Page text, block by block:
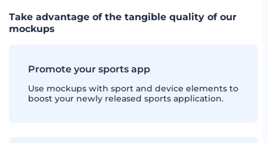
Take advantage of the tangible quality of our
mockups
Promote your sports app
Use mockups with sport and device elements to
boost your newly released sports application.